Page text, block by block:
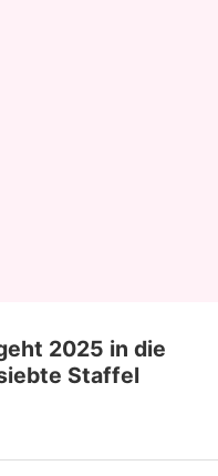
2025 in die
Staffel